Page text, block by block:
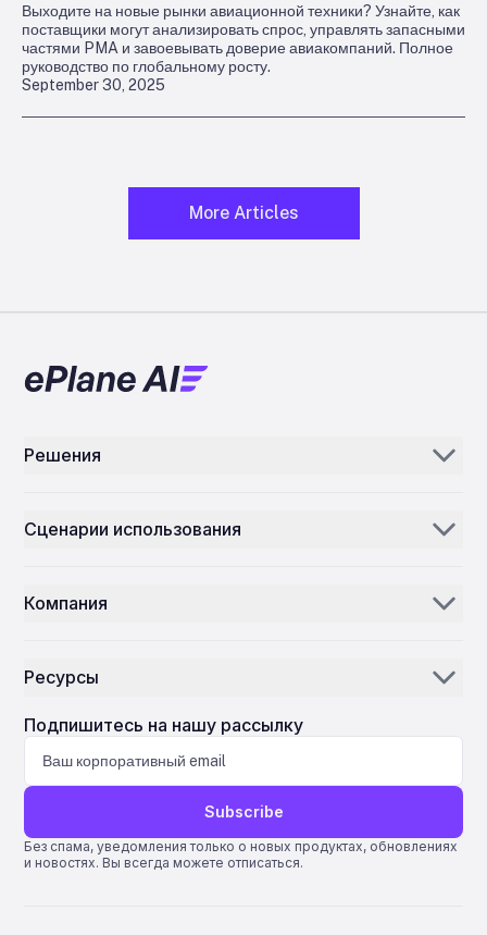
September 30, 2025
Выходите на новые рынки авиационной техники? Узнайте, как
поставщики могут анализировать спрос, управлять запасными
частями PMA и завоевывать доверие авиакомпаний. Полное
руководство по глобальному росту.
More Articles
Решения
Электронная почта ИИ
Центр управления полётами
Сценарии использования
MROs
AEC
Производство
Науки о жизни
Компания
Почему ePlane AI
Карьера
Связаться с нами
Ресурсы
Новости
Блог
Поддержка
Quantum ERP
AMOS ERP
Подпишитесь на нашу рассылку
Subscribe
Без спама, уведомления только о новых продуктах, обновлениях
и новостях. Вы всегда можете отписаться.